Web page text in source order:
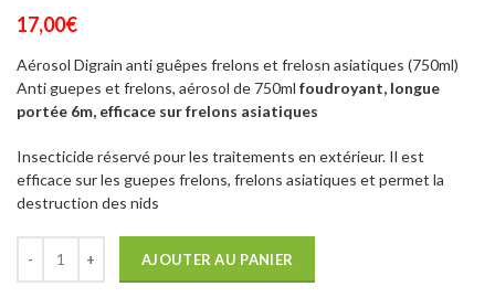
17,00€
Aérosol Digrain anti guêpes frelons et frelosn asiatiques (750ml)
Anti guepes et frelons, aérosol de 750ml foudroyant, longue
portée 6m, efficace sur frelons asiatiques
Insecticide réservé pour les traitements en extérieur. Il est
efficace sur les guepes frelons, frelons asiatiques et permet la
destruction des nids
AJOUTER AU PANIER